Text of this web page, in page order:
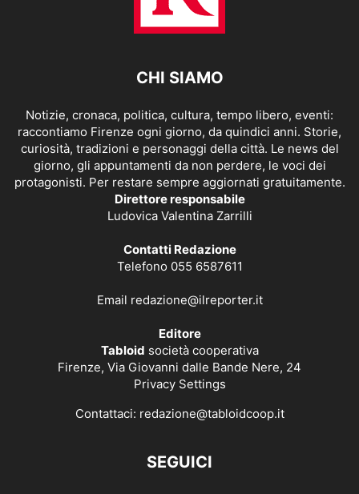
CHI SIAMO
Notizie, cronaca, politica, cultura, tempo libero, eventi:
raccontiamo Firenze ogni giorno, da quindici anni. Storie,
curiosità, tradizioni e personaggi della città. Le news del
giorno, gli appuntamenti da non perdere, le voci dei
protagonisti. Per restare sempre aggiornati gratuitamente.
Direttore responsabile
Ludovica Valentina Zarrilli
Contatti Redazione
Telefono 055 6587611
Email redazione@ilreporter.it
Editore
Tabloid società cooperativa
Firenze, Via Giovanni dalle Bande Nere, 24
Privacy Settings
Contattaci: redazione@tabloidcoop.it
SEGUICI